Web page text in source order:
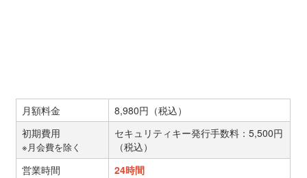
月額料金
8,980円（税込）
初期費用
※月会費を除く
セキュリティキー発行手数料：5,500円
（税込）
営業時間
24時間